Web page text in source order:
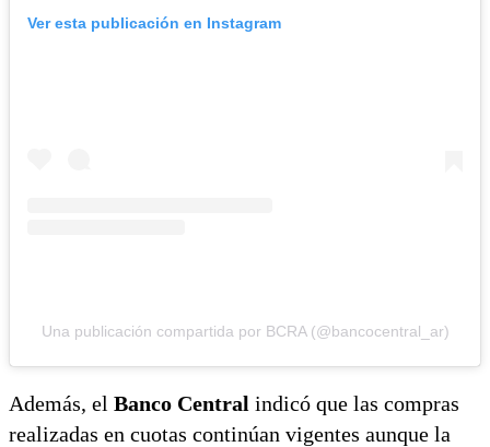
Ver esta publicación en Instagram
Una publicación compartida por BCRA (@bancocentral_ar)
Además, el Banco Central indicó que las compras
realizadas en cuotas continúan vigentes aunque la